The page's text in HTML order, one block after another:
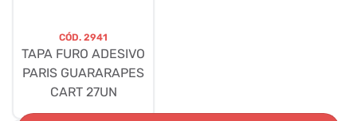
CÓD. 2941
TAPA FURO ADESIVO
PARIS GUARARAPES
CART 27UN